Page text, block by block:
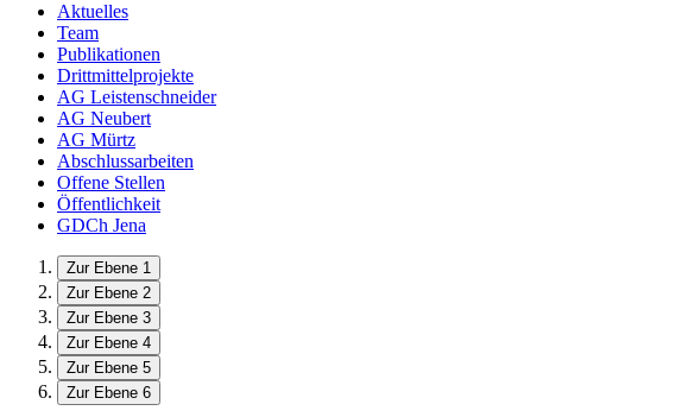
Aktuelles
Team
Publikationen
Drittmittelprojekte
AG Leistenschneider
AG Neubert
AG Mürtz
Abschlussarbeiten
Offene Stellen
Öffentlichkeit
GDCh Jena
Zur Ebene 1
Zur Ebene 2
Zur Ebene 3
Zur Ebene 4
Zur Ebene 5
Zur Ebene 6